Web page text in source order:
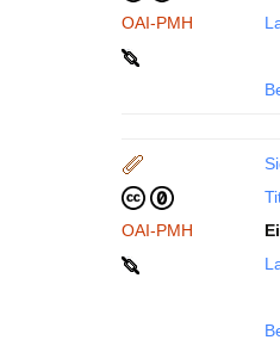
OAI-PMH
OAI-PMH